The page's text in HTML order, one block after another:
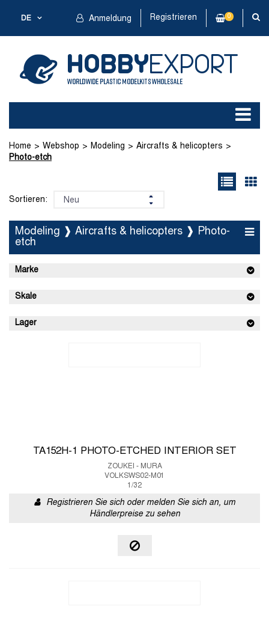
DE Anmeldung Registrieren 0
Home Webshop Modeling
Aircrafts & helicopters
Photo-etch
Sortieren:
Modeling ❱ Aircrafts & helicopters ❱ Photo-
etch
Marke
Skale
Lager
TA152H-1 PHOTO-ETCHED INTERIOR SET
ZOUKEI - MURA
VOLKSWS02-M01
1/32
Registrieren Sie sich oder melden Sie sich an, um
Händlerpreise zu sehen